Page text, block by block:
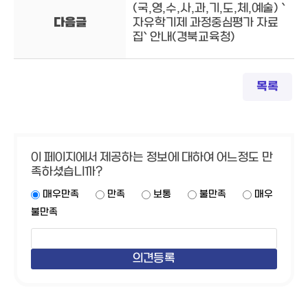
다음글
(국,영,수,사,과,기,도,체,예술) `
자유학기제 과정중심평가 자료
집` 안내(경북교육청)
목록
이 페이지에서 제공하는 정보에 대하여 어느정도 만
족하셨습니까?
매우만족 만족 보통 불만족
매우
불만족